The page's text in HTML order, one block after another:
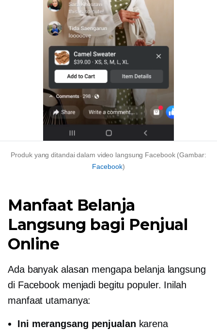
Produk yang ditandai dalam video langsung Facebook (Gambar:
Facebook)
Manfaat Belanja
Langsung bagi Penjual
Online
Ada banyak alasan mengapa belanja langsung
di Facebook menjadi begitu populer. Inilah
manfaat utamanya:
Ini merangsang penjualan karena